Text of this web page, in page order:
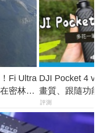
Fi Ultra
密林山
DJI Pocket 4
畫質、跟隨功
一次看懂兩台
評測